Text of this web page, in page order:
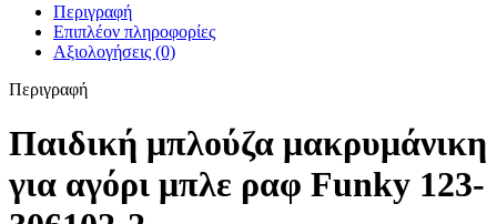
Περιγραφή
Επιπλέον πληροφορίες
Αξιολογήσεις (0)
Περιγραφή
Παιδική μπλούζα μακρυμάνικη
για αγόρι μπλε ραφ Funky 123-